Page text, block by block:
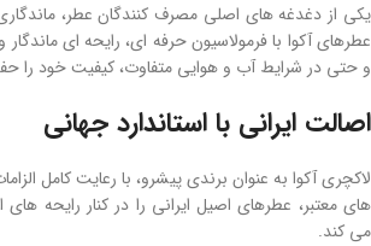
یکی از دغدغه‌ های اصلی مصرف‌ کنندگان عطر،
عطرهای آکوا با فرمولاسیون حرفه ‌ای، رایحه ‌ای
و حتی در شرایط آب ‌و هوایی متفاوت، کیفیت خود را
اصالت ایرانی با استاندارد جهانی
لاکچری آکوا به عنوان برندی پیشرو، با رعایت کامل
های معتبر، عطرهای اصیل ایرانی را در کنار رایحه‌ های
می‌ کند.